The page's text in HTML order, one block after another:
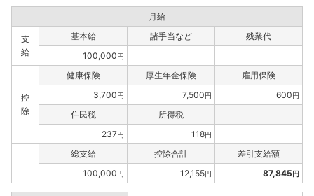
月給
支
給
基本給 諸手当など
残業代
100,000円
控
除
健康保険 厚生年金保険
雇用保険
3,700円 7,500円 600円
住民税
所得税
237円 118円
総支給 控除合計
差引支給額
100,000円 12,155円 87,845円